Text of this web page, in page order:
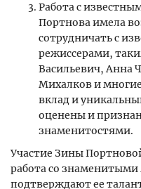
Работа с
Портнова имела
сотрудничать с
режиссерами,
Васильевич, Анна
Михалков и
вклад и
оценены и
знаменитостями.
Участие Зины
работа со
подтверждают ее